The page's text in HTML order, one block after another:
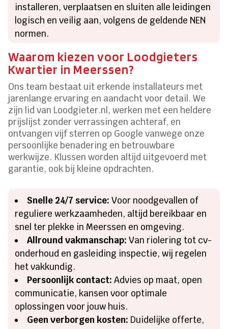
installeren, verplaatsen en sluiten alle leidingen
logisch en veilig aan, volgens de geldende NEN
normen.
Waarom kiezen voor Loodgieters
Kwartier in Meerssen?
Ons team bestaat uit erkende installateurs met
jarenlange ervaring en aandacht voor detail. We
zijn lid van Loodgieter.nl, werken met een heldere
prijslijst zonder verrassingen achteraf, en
ontvangen vijf sterren op Google vanwege onze
persoonlijke benadering en betrouwbare
werkwijze. Klussen worden altijd uitgevoerd met
garantie, ook bij kleine opdrachten.
Snelle 24/7 service: Voor noodgevallen of
reguliere werkzaamheden, altijd bereikbaar en
snel ter plekke in Meerssen en omgeving.
Allround vakmanschap: Van riolering tot cv-
onderhoud en gasleiding inspectie, wij regelen
het vakkundig.
Persoonlijk contact: Advies op maat, open
communicatie, kansen voor optimale
oplossingen voor jouw huis.
Geen verborgen kosten: Duidelijke offerte,